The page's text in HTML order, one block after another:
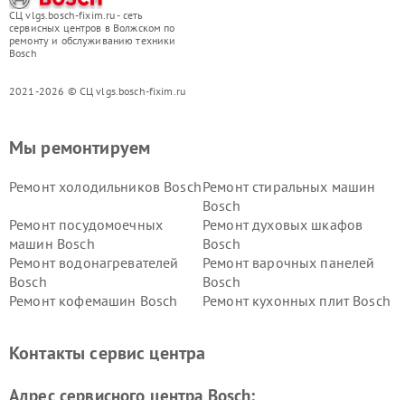
СЦ vlgs.bosch-fixim.ru - сеть
сервисных центров в Волжском по
ремонту и обслуживанию техники
Bosch
2021-2026 © СЦ vlgs.bosch-fixim.ru
Мы ремонтируем
Ремонт холодильников BoschРемонт стиральных машин
Bosch
Ремонт посудомоечных
машин Bosch
Ремонт духовых шкафов
Bosch
Ремонт водонагревателей
Bosch
Ремонт варочных панелей
Bosch
Ремонт кофемашин Bosch
Ремонт кухонных плит Bosch
Ремонт сушильных автоматовРемонт морозильных камер
Контакты сервис центра
Адрес сервисного центра Bosch: